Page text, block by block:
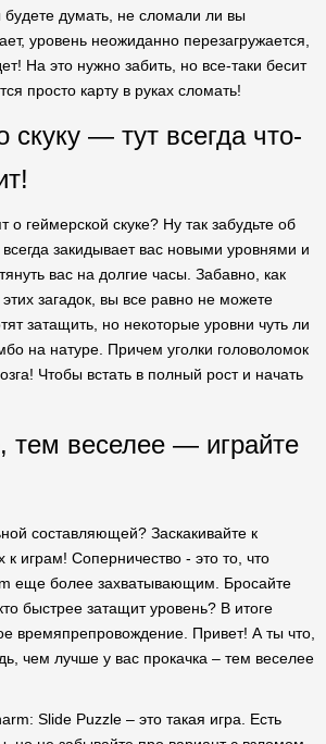
будете думать, не сломали ли вы
уровень неожиданно перезагружается,
На это нужно забить, но все-таки бесит
просто карту в руках сломать!
скуку — тут всегда что-
о геймерской скуке? Ну так забудьте об
закидывает вас новыми уровнями и
вас на долгие часы. Забавно, как
загадок, вы все равно не можете
затащить, но некоторые уровни чуть ли
на натуре. Причем уголки головоломок
Чтобы встать в полный рост и начать
веселее — играйте
составляющей? Заскакивайте к
к играм! Соперничество - это то, что
еще более захватывающим. Бросайте
быстрее затащит уровень? В итоге
времяпрепровождение. Привет! А ты что,
чем лучше у вас прокачка – тем веселее
Slide Puzzle – это такая игра. Есть